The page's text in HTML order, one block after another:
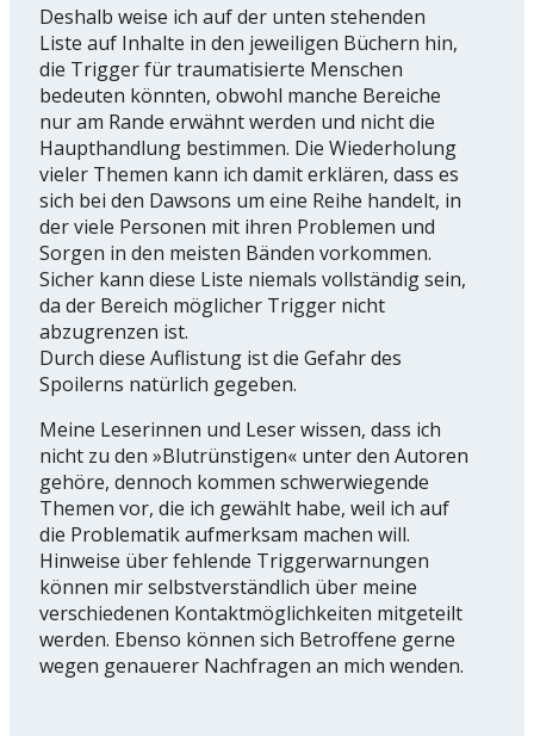
Deshalb weise ich auf der unten stehenden
Liste auf Inhalte in den jeweiligen Büchern hin,
die Trigger für traumatisierte Menschen
bedeuten könnten, obwohl manche Bereiche
nur am Rande erwähnt werden und nicht die
Haupthandlung bestimmen. Die Wiederholung
vieler Themen kann ich damit erklären, dass es
sich bei den Dawsons um eine Reihe handelt, in
der viele Personen mit ihren Problemen und
Sorgen in den meisten Bänden vorkommen.
Sicher kann diese Liste niemals vollständig sein,
da der Bereich möglicher Trigger nicht
abzugrenzen ist.
Durch diese Auflistung ist die Gefahr des
Spoilerns natürlich gegeben.
Meine Leserinnen und Leser wissen, dass ich
nicht zu den »Blutrünstigen« unter den Autoren
gehöre, dennoch kommen schwerwiegende
Themen vor, die ich gewählt habe, weil ich auf
die Problematik aufmerksam machen will.
Hinweise über fehlende Triggerwarnungen
können mir selbstverständlich über meine
verschiedenen Kontaktmöglichkeiten mitgeteilt
werden. Ebenso können sich Betroffene gerne
wegen genauerer Nachfragen an mich wenden.